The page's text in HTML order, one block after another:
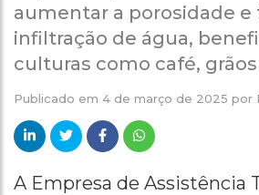
aumentar a porosidade e
infiltração de água,
culturas como café,
Publicado em 4 de março de 2025 por
A Empresa de Assistência